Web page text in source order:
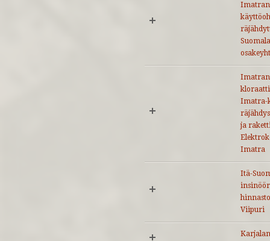
Imatran
Imatra-
ja
Imatra
Itä-
Viipuri